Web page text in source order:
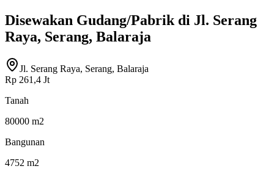
Disewakan Gudang/Pabrik di Jl. Serang
Raya, Serang, Balaraja
Jl. Serang Raya, Serang, Balaraja
Rp 261,4 Jt
Tanah
80000 m2
Bangunan
4752 m2